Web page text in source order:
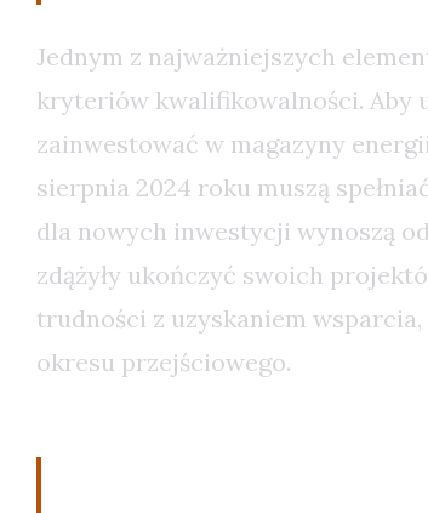
Jednym z najważniejszych
kryteriów kwalifikowalności. Aby
zainwestować w magazyny
sierpnia 2024 roku muszą
dla nowych inwestycji wynoszą
zdążyły ukończyć swoich
trudności z uzyskaniem
okresu przejściowego.